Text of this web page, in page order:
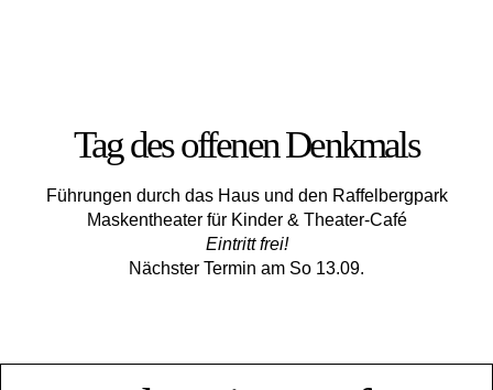
Tag des offenen Denkmals
Führungen durch das Haus und den Raffelbergpark
Maskentheater für Kinder & Theater-Café
Eintritt frei!
Nächster Termin am So 13.09.